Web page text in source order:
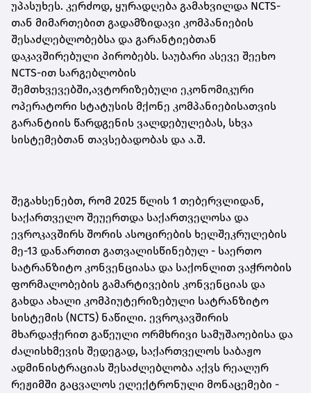
უპასუხეს. კერძოდ, ყურადღება გამახვილდა NCTS-
თან მიმართებით გადამზიდავი კომპანიების
შესაძლებლობებსა და გარანტიებთან
დაკავშირებული პირობებს. საუბარი ასევე შეეხო
NCTS-ით სარგებლობის
შემთხვევებში,ავტორიზებული ეკონომიკური
ოპერატორი სტატუსის მქონე კომპანიებისათვის
გარანტიის წარდგენის ვალდებულებას, სხვა
სისტემებთან თავსებადობას და ა.შ.
შეგახსენებთ, რომ 2025 წლის 1 თებერვლიდან,
საქართველო შეუერთდა საქართველოსა და
ევროკავშირს შორის ასოცირების ხელშეკრულების
მე-13 დანართით გათვალისწინებულ - საერთო
სატრანზიტო კონვენციასა და საქონლით ვაჭრობის
ფორმალობების გამარტივების კონვენციას და
გახდა ახალი კომპიუტერიზებული სატრანზიტო
სისტემის (NCTS) ნაწილი. ევროკავშირის
მხარდაჭერით გაწეული ორმხრივი სამუშაოებისა და
ძალისხმევის შედეგად, საქართველოს საბაჟო
ადმინისტრაციას შესაძლებლობა აქვს რეალურ
რეჟიმში გაცვალოს ელექტრონული მონაცემები -